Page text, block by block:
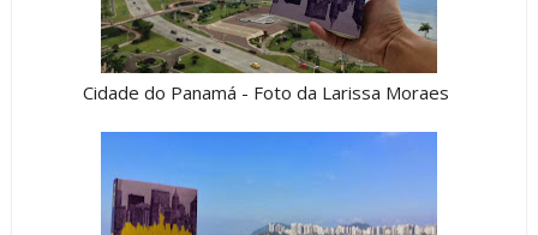
Cidade do Panamá - Foto da Larissa Moraes